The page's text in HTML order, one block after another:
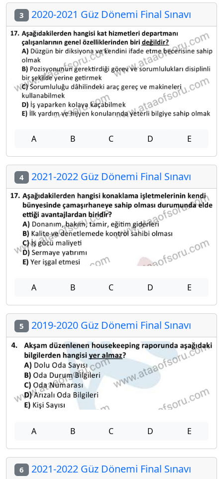
3 2020-2021 Güz Dönemi Final Sınavı
A B C D E
4 2021-2022 Güz Dönemi Final Sınavı
A B C D E
5 2019-2020 Güz Dönemi Final Sınavı
A B C D E
6 2021-2022 Güz Dönemi Final Sınavı